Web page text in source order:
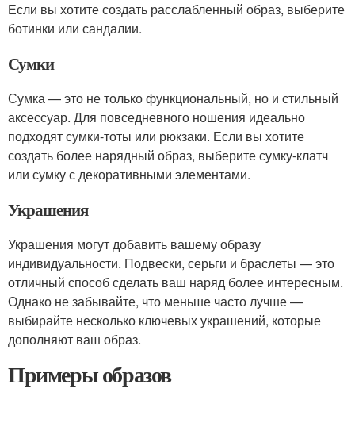
Если вы хотите создать расслабленный образ, выберите
ботинки или сандалии.
Сумки
Сумка — это не только функциональный, но и стильный
аксессуар. Для повседневного ношения идеально
подходят сумки-тоты или рюкзаки. Если вы хотите
создать более нарядный образ, выберите сумку-клатч
или сумку с декоративными элементами.
Украшения
Украшения могут добавить вашему образу
индивидуальности. Подвески, серьги и браслеты — это
отличный способ сделать ваш наряд более интересным.
Однако не забывайте, что меньше часто лучше —
выбирайте несколько ключевых украшений, которые
дополняют ваш образ.
Примеры образов